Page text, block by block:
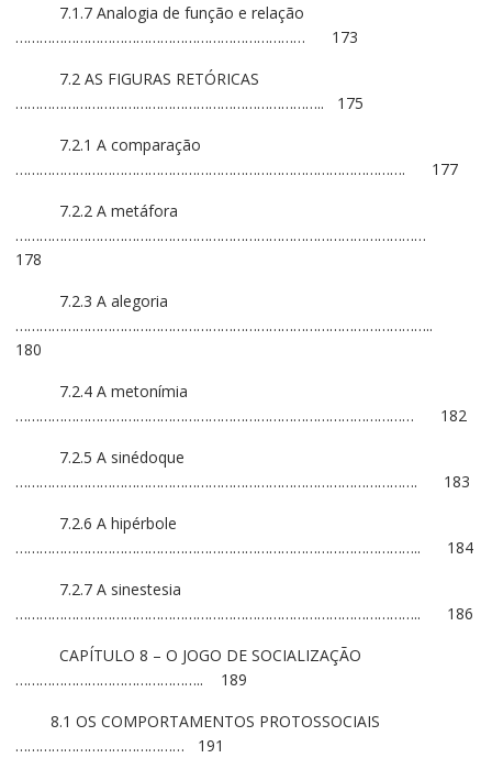
7.1.7 Analogia de função e relação
……………………………………………………………… 173
7.2 AS FIGURAS RETÓRICAS
………………………………………………………………….. 175
7.2.1 A comparação
……………………………………………………………………………………. 177
7.2.2 A metáfora
…………………………………………………………………………………………
178
7.2.3 A alegoria
…………………………………………………………………………………………..
180
7.2.4 A metonímia
……………………………………………………………………………………… 182
7.2.5 A sinédoque
………………………………………………………………………………………. 183
7.2.6 A hipérbole
……………………………………………………………………………………….. 184
7.2.7 A sinestesia
……………………………………………………………………………………….. 186
CAPÍTULO 8 – O JOGO DE SOCIALIZAÇÃO
……………………………………….. 189
8.1 OS COMPORTAMENTOS PROTOSSOCIAIS
…………………………………… 191